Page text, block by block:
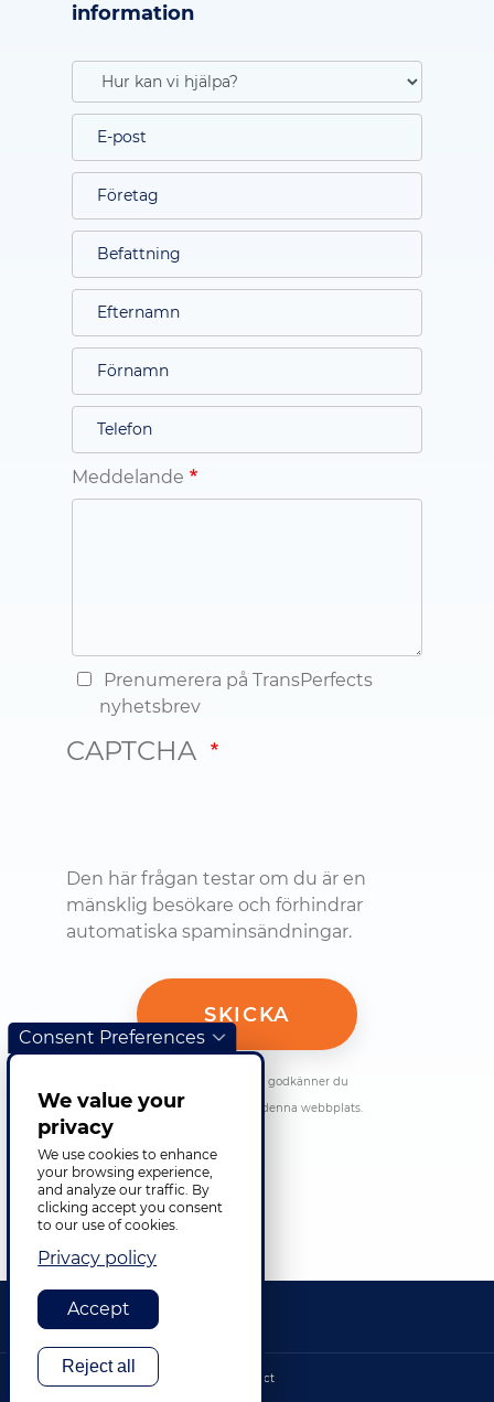
information
Meddelande
Prenumerera på TransPerfects
nyhetsbrev
CAPTCHA
Den här frågan testar om du är en
mänsklig besökare och förhindrar
automatiska spaminsändningar.
Genom att skicka in detta formulär godkänner du
integritetspolicyn och villkoren på denna webbplats.
Footer bottom
©2026 TransPerfect
Integritet
Consent Preferences
We value your
privacy
We use cookies to enhance
your browsing experience,
and analyze our traffic. By
clicking accept you consent
to our use of cookies.
Privacy policy
Accept
Reject all